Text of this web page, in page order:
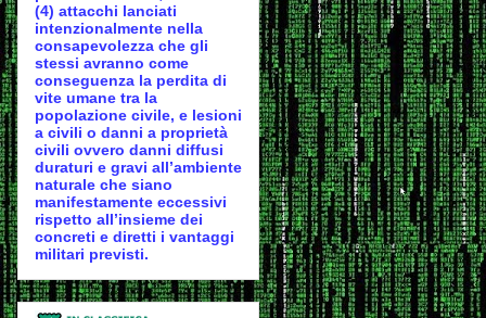
(4) attacchi lanciati
intenzionalmente nella
consapevolezza che gli
stessi avranno come
conseguenza la perdita di
vite umane tra la
popolazione civile, e lesioni
a civili o danni a proprietà
civili ovvero danni diffusi
duraturi e gravi all’ambiente
naturale che siano
manifestamente eccessivi
rispetto all’insieme dei
concreti e diretti i vantaggi
militari previsti.